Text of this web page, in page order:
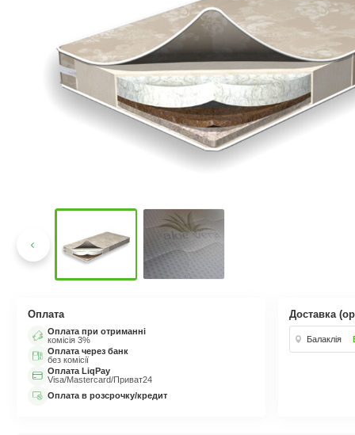
Оплата
Оплата при отриманні
комісія 3%
Оплата через банк
без комісії
Оплата LiqPay
Visa/Mastercard/Приват24
Оплата в розсрочку/кредит
Доставка
Балаклія